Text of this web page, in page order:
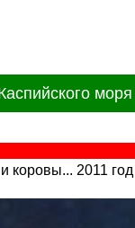
моря
коровы... 2011